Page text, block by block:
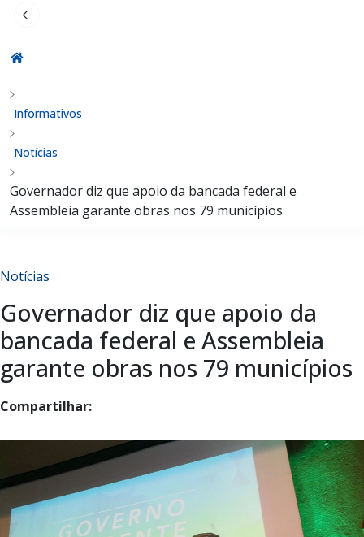
Informativos
Notícias
Governador diz que apoio da bancada federal e
Assembleia garante obras nos 79 municípios
Notícias
Governador diz que apoio da
bancada federal e Assembleia
garante obras nos 79 municípios
Compartilhar: